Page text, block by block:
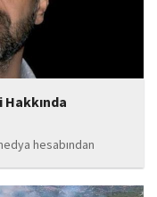
Hakkında
hesabından
kin ve düşmanlığa
Mahruki,